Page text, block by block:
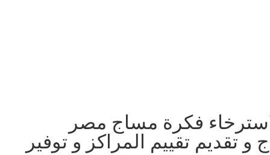
فكرة مساج مصر
تقييم المراكز و توفير